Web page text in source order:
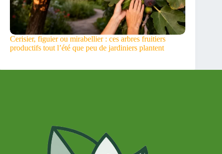
Cerisier, figuier ou mirabellier : ces arbres fruitiers
productifs tout l’été que peu de jardiniers plantent